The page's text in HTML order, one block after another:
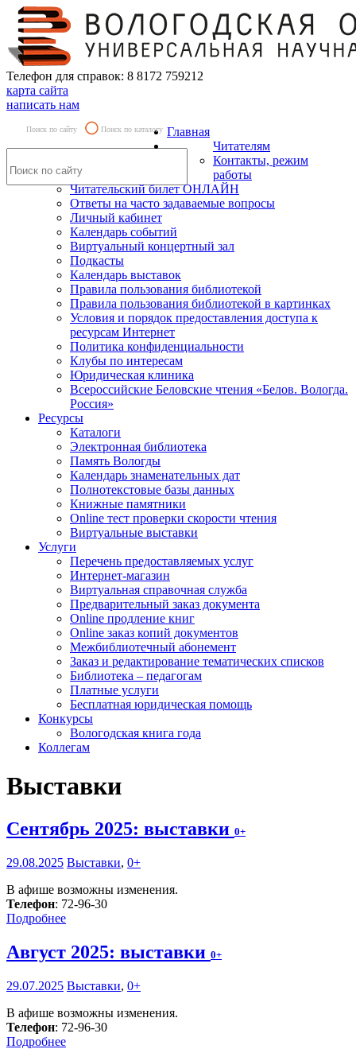
Телефон для справок: 8 8172 759212
карта сайта
написать нам
Поиск по сайту Поиск по каталогу Главная
Читателям
Контакты, режим
работы
Читательский билет ОНЛАЙН
Ответы на часто задаваемые вопросы
Личный кабинет
Календарь событий
Виртуальный концертный зал
Подкасты
Календарь выставок
Правила пользования библиотекой
Правила пользования библиотекой в картинках
Условия и порядок предоставления доступа к
ресурсам Интернет
Политика конфиденциальности
Клубы по интересам
Юридическая клиника
Всероссийские Беловские чтения «Белов. Вологда.
Россия»
Ресурсы
Каталоги
Электронная библиотека
Память Вологды
Календарь знаменательных дат
Полнотекстовые базы данных
Книжные памятники
Online тест проверки скорости чтения
Виртуальные выставки
Услуги
Перечень предоставляемых услуг
Интернет-магазин
Виртуальная справочная служба
Предварительный заказ документа
Online продление книг
Online заказ копий документов
Межбиблиотечный абонемент
Заказ и редактирование тематических списков
Библиотека – педагогам
Платные услуги
Бесплатная юридическая помощь
Конкурсы
Вологодская книга года
Коллегам
Выставки
Сентябрь 2025: выставки 0+
29.08.2025 Выставки, 0+
В афише возможны изменения.
Телефон: 72-96-30
Подробнее
Август 2025: выставки 0+
29.07.2025 Выставки, 0+
В афише возможны изменения.
Телефон: 72-96-30
Подробнее